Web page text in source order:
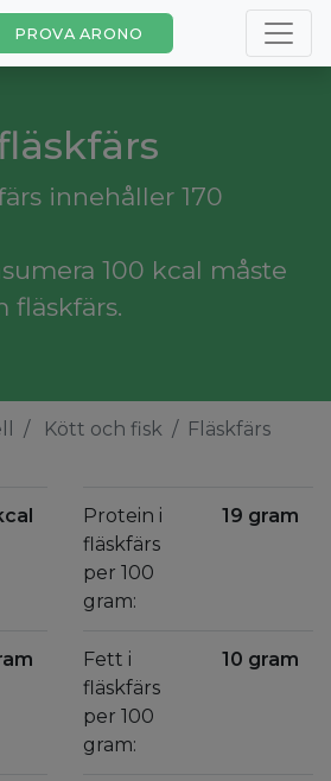
PROVA ARONO
innehåller 170
100 kcal måste
fläskfärs.
Kött och fisk Fläskfärs
Protein i
fläskfärs
per 100
gram:
19 gram
Fett i
fläskfärs
per 100
gram:
10 gram